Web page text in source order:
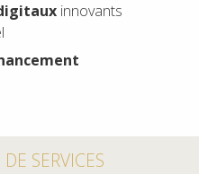
innovants
SERVICES